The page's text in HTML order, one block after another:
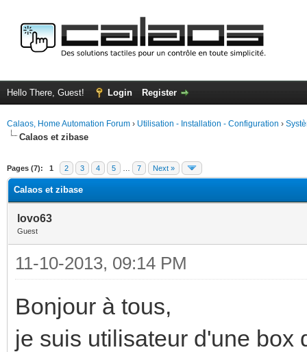
Hello There, Guest! Login Register
Calaos, Home Automation Forum › Utilisation - Installation - Configuration ›
Calaos et zibase
Pages (7): 1 2 3 4 5 7 Next »
Calaos et zibase
lovo63
Guest
11-10-2013, 09:14 PM
Bonjour à tous,
je suis utilisateur d'une box